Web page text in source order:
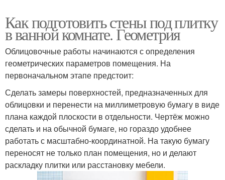
Как подготовить стены под плитку
в ванной комнате. Геометрия
Облицовочные работы начинаются с определения
геометрических параметров помещения. На
первоначальном этапе предстоит:
Сделать замеры поверхностей, предназначенных для
облицовки и перенести на миллиметровую бумагу в виде
плана каждой плоскости в отдельности. Чертёж можно
сделать и на обычной бумаге, но гораздо удобнее
работать с масштабно-координатной. На такую бумагу
переносят не только план помещения, но и делают
раскладку плитки или расстановку мебели.